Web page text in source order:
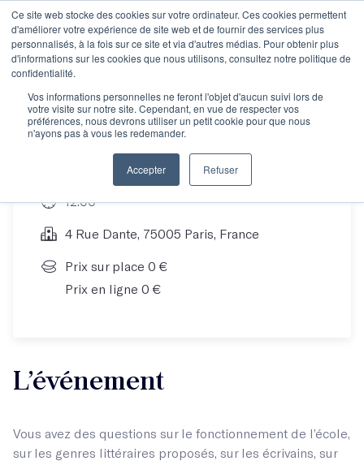
Ce site web stocke des cookies sur votre ordinateur. Ces cookies permettent
d'améliorer votre expérience de site web et de fournir des services plus
personnalisés, à la fois sur ce site et via d'autres médias. Pour obtenir plus
d'informations sur les cookies que nous utilisons, consultez notre politique de
confidentialité.
Vos informations personnelles ne feront l'objet d'aucun suivi lors de
votre visite sur notre site. Cependant, en vue de respecter vos
préférences, nous devrons utiliser un petit cookie pour que nous
n'ayons pas à vous les redemander.
Accepter Refuser
Découvrez Les Mots !
12:00
4 Rue Dante, 75005 Paris, France
Prix sur place 0 €
Prix en ligne 0 €
L’événement
Vous avez des questions sur le fonctionnement de l’école,
sur les genres littéraires proposés, sur les écrivains, sur